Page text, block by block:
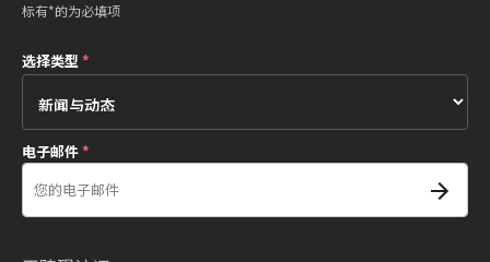
标有*的为必填项
选择类型*
电子邮件*